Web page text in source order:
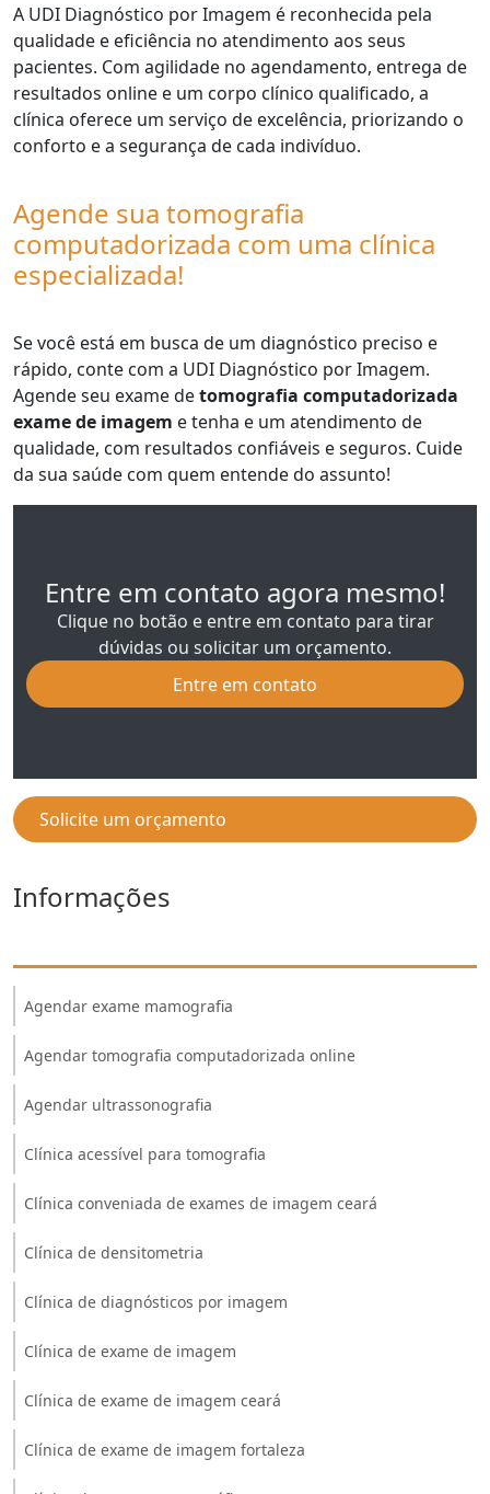
A UDI Diagnóstico por Imagem é reconhecida pela
qualidade e eficiência no atendimento aos seus
pacientes. Com agilidade no agendamento, entrega de
resultados online e um corpo clínico qualificado, a
clínica oferece um serviço de excelência, priorizando o
conforto e a segurança de cada indivíduo.
Agende sua tomografia
computadorizada com uma clínica
especializada!
Se você está em busca de um diagnóstico preciso e
rápido, conte com a UDI Diagnóstico por Imagem.
Agende seu exame detomografia computadorizada
exame de imagem e tenha e um atendimento de
qualidade, com resultados confiáveis e seguros. Cuide
da sua saúde com quem entende do assunto!
Entre em contato agora mesmo!
Clique no botão e entre em contato para tirar
dúvidas ou solicitar um orçamento.
Entre em contato
Solicite um orçamento
Informações
Agendar exame mamografia
Agendar tomografia computadorizada online
Agendar ultrassonografia
Clínica acessível para tomografia
Clínica conveniada de exames de imagem ceará
Clínica de densitometria
Clínica de diagnósticos por imagem
Clínica de exame de imagem
Clínica de exame de imagem ceará
Clínica de exame de imagem fortaleza